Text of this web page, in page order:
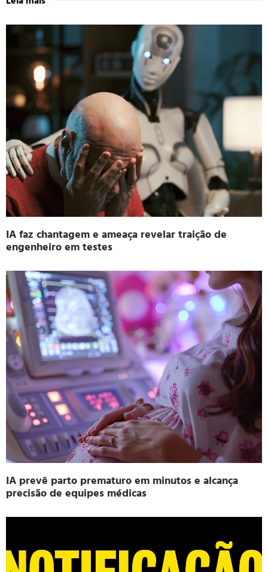
IA faz chantagem e ameaça revelar traição de
engenheiro em testes
IA prevê parto prematuro em minutos e alcança
precisão de equipes médicas